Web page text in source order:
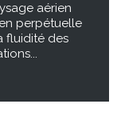
aérien
perpétuelle
fluidité des